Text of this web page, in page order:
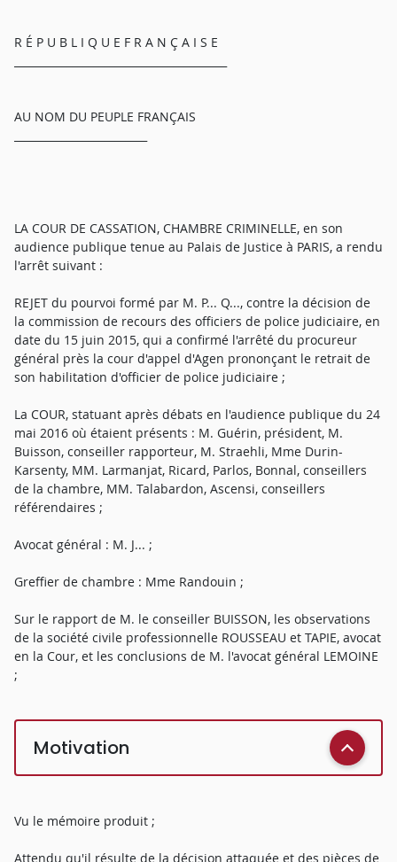
R É P U B L I Q U E F R A N Ç A I S E
AU NOM DU PEUPLE FRANÇAIS
LA COUR DE CASSATION, CHAMBRE CRIMINELLE, en son
audience publique tenue au Palais de Justice à PARIS, a rendu
l'arrêt suivant :
REJET du pourvoi formé par M. P... Q..., contre la décision de
la commission de recours des officiers de police judiciaire, en
date du 15 juin 2015, qui a confirmé l'arrêté du procureur
général près la cour d'appel d'Agen prononçant le retrait de
son habilitation d'officier de police judiciaire ;
La COUR, statuant après débats en l'audience publique du 24
mai 2016 où étaient présents : M. Guérin, président, M.
Buisson, conseiller rapporteur, M. Straehli, Mme Durin-
Karsenty, MM. Larmanjat, Ricard, Parlos, Bonnal, conseillers
de la chambre, MM. Talabardon, Ascensi, conseillers
référendaires ;
Avocat général : M. J... ;
Greffier de chambre : Mme Randouin ;
Sur le rapport de M. le conseiller BUISSON, les observations
de la société civile professionnelle ROUSSEAU et TAPIE, avocat
en la Cour, et les conclusions de M. l'avocat général LEMOINE
;
Motivation
Vu le mémoire produit ;
Attendu qu'il résulte de la décision attaquée et des pièces de